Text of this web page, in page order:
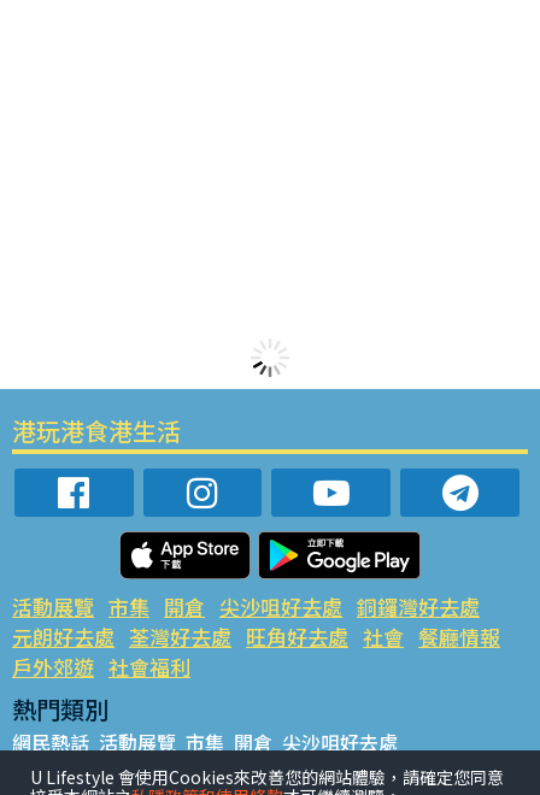
港玩港食港生活
活動展覽 市集 開倉 尖沙咀好去處 銅鑼灣好去處
元朗好去處 荃灣好去處 旺角好去處 社會 餐廳情報
戶外郊遊 社會福利
熱門類別
網民熱話 活動展覽 市集 開倉 尖沙咀好去處
銅鑼灣好去處 元朗好去處 荃灣好去處 旺角好去處 社會
U Lifestyle 會使用Cookies來改善您的網站體驗，請確定您同意